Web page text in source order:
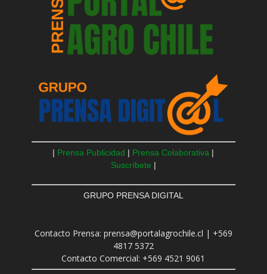
| Prensa Publicidad | Prensa Colaborativa |
Suscríbete |
GRUPO PRENSA DIGITAL
Contacto Prensa: prensa@portalagrochile.cl | +569
4817 5372
Contacto Comercial: +569 4521 9061